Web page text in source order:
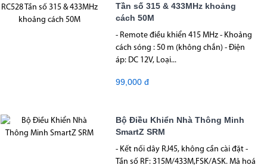
Tần số 315 & 433MHz khoảng
cách 50M
- Remote điều khiển 415 MHz - Khoảng
cách sóng : 50 m (không chắn) - Điện
áp: DC 12V, Loại...
99,000 đ
Bộ Điều Khiển Nhà Thông Minh
SmartZ SRM
- Kết nối dây RJ45, không cần cài đặt -
Tần số RF: 315M/433M,FSK/ASK. Mã hoá